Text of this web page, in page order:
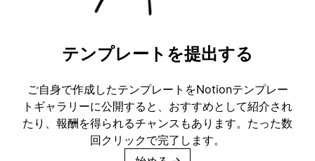
テンプレートを提出する
ご自身で作成したテンプレートをNotionテンプレー
トギャラリーに公開すると、おすすめとして紹介され
たり、報酬を得られるチャンスもあります。たった数
回クリックで完了します。